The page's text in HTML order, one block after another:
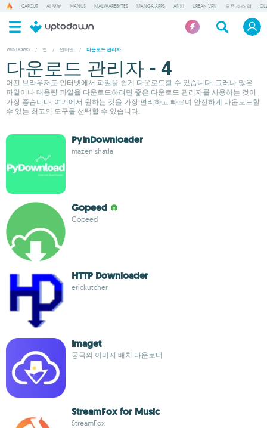
CAPCUT AI 챗봇 MANUS MALWAREBYTES MANGA APPS ANKI URBAN VPN 오픈 소스 앱
WINDOWS / 앱 / 인터넷 / 다운로드 관리자
다운로드 관리자 - 4
어떤 브라우저도 인터넷에서 파일을 쉽게 다운로드할 수 있습니다. 그러나 많은
파일이나 대용량 파일을 다운로드하려면 좋은 다운로드 관리자를 사용하는 것이
가장 좋습니다. 여기에서 원하는 것을 가장 편리하고 빠르며 안전하게 다운로드할
수 있는 최고의 도구를 선택할 수 있습니다.
PyInDownloader
mazen shatla
Gopeed
Gopeed
HTTP Downloader
erickutcher
Imaget
궁극의 이미지 배치 다운로더
StreamFox for Music
StreamFox